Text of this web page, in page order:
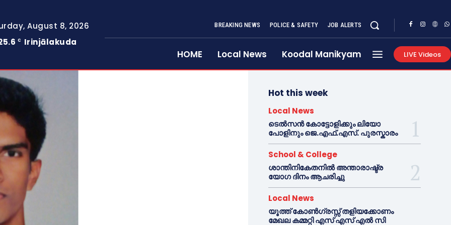
August 8, 2026
C Irinjālakuda
BREAKING NEWS POLICE & SAFETY JOB ALERTS
HOME Local News Koodal Manikyam LIVE Videos
Hot this week
Local News
ടെൽസൻ കോട്ടോളിക്കും ലിയോ
പോളിനും ജെ.എഫ്.എസ്. പുരസ്കാരം
School & College
ശാന്തിനികേതനിൽ അന്താരാഷ്ട്ര
യോഗ ദിനം ആചരിച്ചു
Local News
യൂത്ത് കോൺഗ്രസ്സ് തളിയക്കോണം
മേഖല കമ്മറ്റി എസ് എസ് എൽ സി